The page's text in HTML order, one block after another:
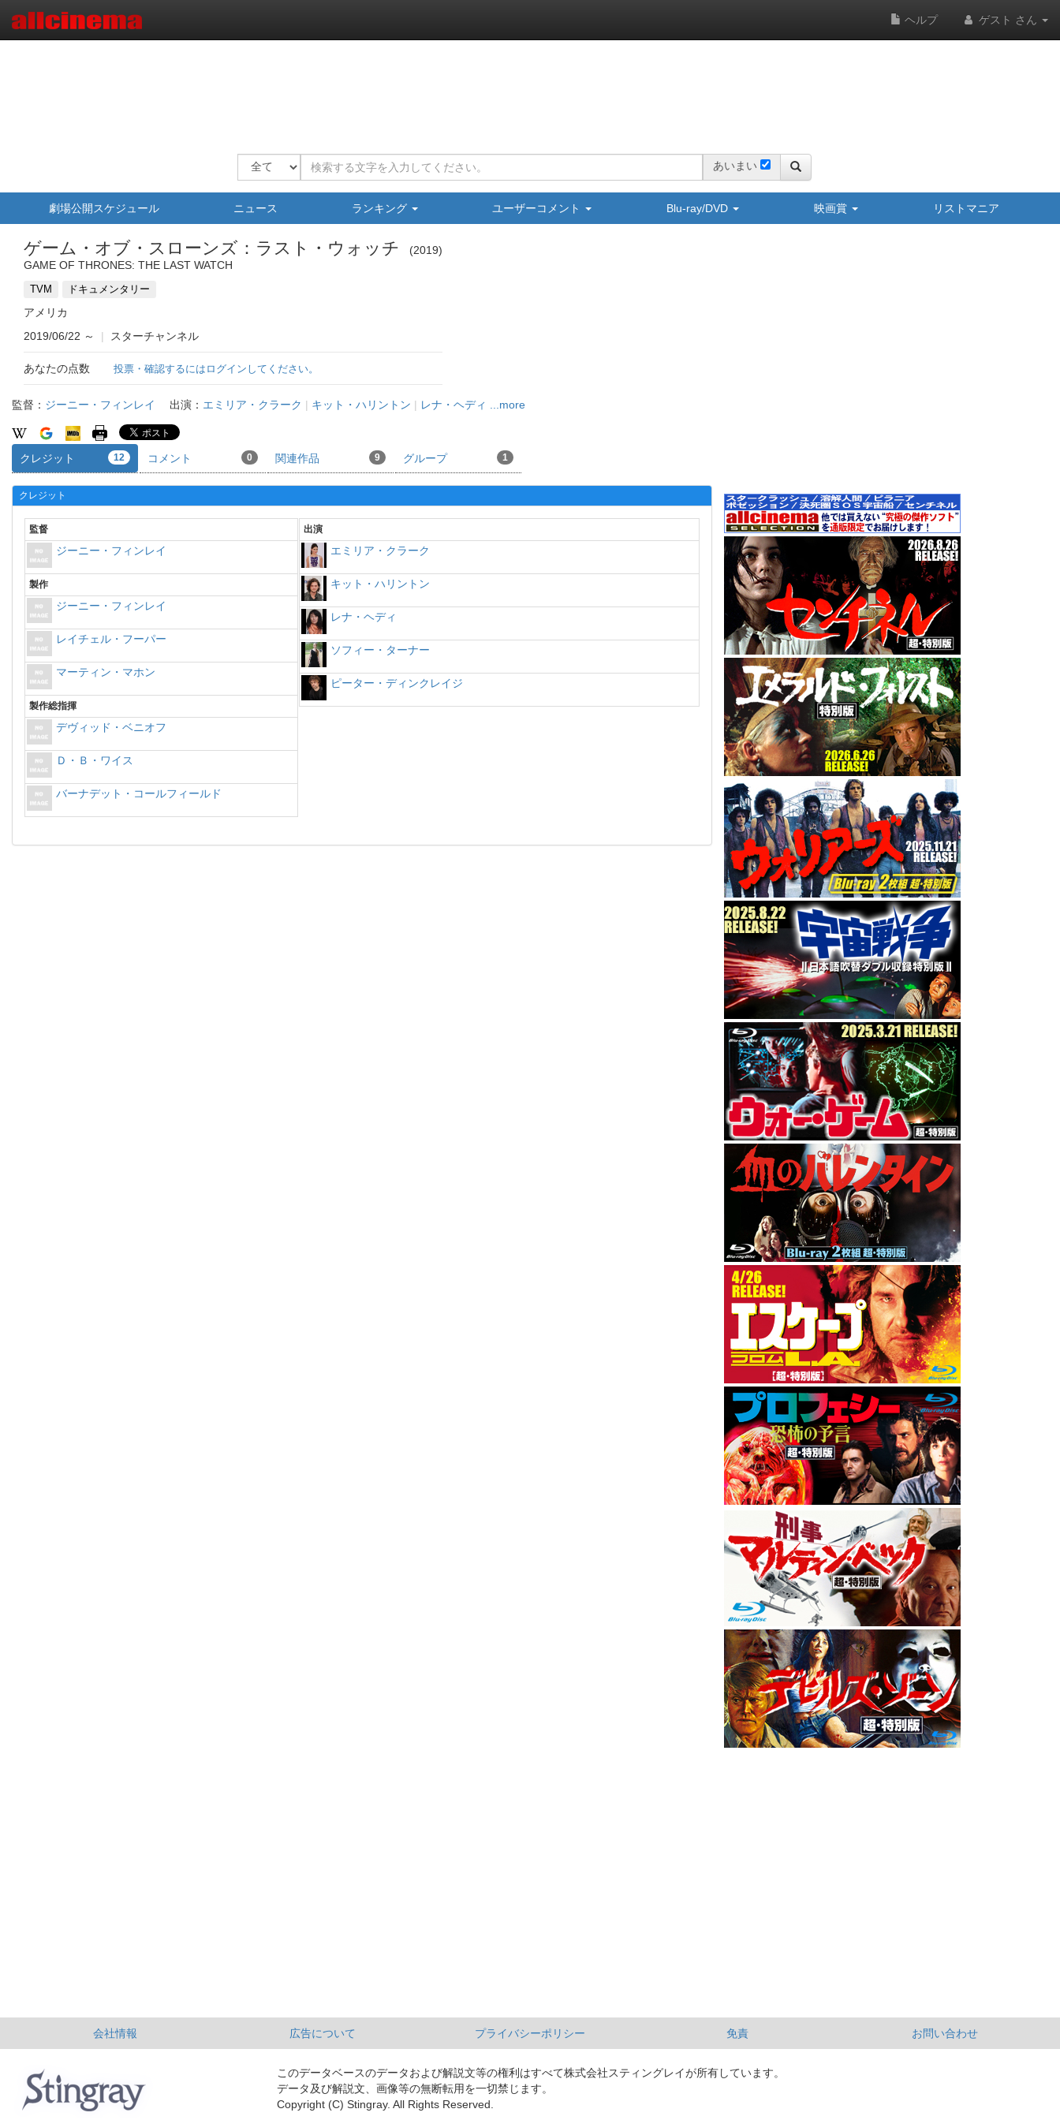
ヘルプ ゲスト さん
あいまい
劇場公開スケジュール ニュース ランキング ユーザーコメント Blu-ray/DVD 映画賞 リストマニア
ゲーム・オブ・スローンズ：ラスト・ウォッチ
2019
GAME OF THRONES: THE LAST WATCH
TVM ドキュメンタリー
アメリカ
2019/06/22 ～ | スターチャンネル
あなたの点数 投票・確認するにはログインしてください。
監督： ジーニー・フィンレイ 出演： エミリア・クラーク | キット・ハリントン | レナ・ヘディ ...more
クレジット 12 コメント 0 関連作品 9 グループ 1
クレジット
監督
ジーニー・フィンレイ
製作
ジーニー・フィンレイ
レイチェル・フーパー
マーティン・マホン
製作総指揮
デヴィッド・ベニオフ
Ｄ・Ｂ・ワイス
バーナデット・コールフィールド
出演
エミリア・クラーク
キット・ハリントン
レナ・ヘディ
ソフィー・ターナー
ピーター・ディンクレイジ
会社情報 広告について プライバシーポリシー 免責 お問い合わせ
このデータベースのデータおよび解説文等の権利はすべて株式会社スティングレイが所有しています。
データ及び解説文、画像等の無断転用を一切禁じます。
Copyright (C) Stingray. All Rights Reserved.